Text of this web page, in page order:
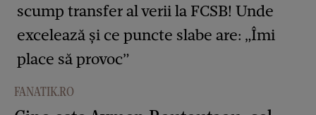
FANATIK.RO